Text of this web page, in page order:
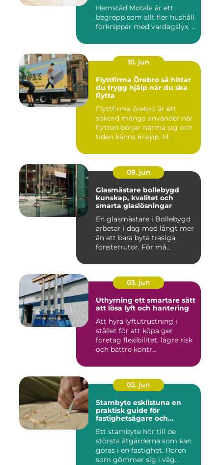
Hemstäd Motala är ett
begrepp som allt fler hushåll
förknippar med vardagslyx, ...
10. jun
Flyttfirma Örebro så hittar
du trygg hjälp när du ska
flytta
Flyttfirma örebro är ett
sökord många använder när
flytten börjar närma sig och
tiden känns knapp. M...
09. jun
Glasmästare bollebygd
kunskap, kvalitet och
smarta glaslösningar
En glasmästare i Bollebygd
arbetar i dag med långt mer
än att bara byta trasiga
fönsterrutor. För må...
03. jun
Uthyrning ett smartare sätt
att lösa lyft och hantering
Att hyra lyftutrustning i
stället för att köpa ger
företag flexibilitet, lägre risk
och bättre kontr...
02. jun
Stambyte eskilstuna en
praktisk guide för
fastighetsägare och
Ett stambyte hör till de
största åtgärderna som kan
göras i en fastighet. Rören
som gömmer sig i väg...